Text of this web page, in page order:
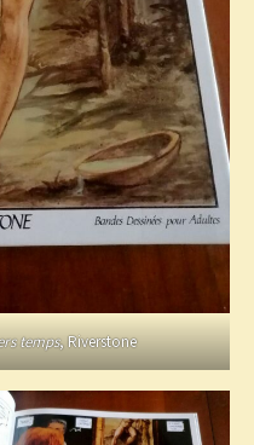
temps, Riverstone